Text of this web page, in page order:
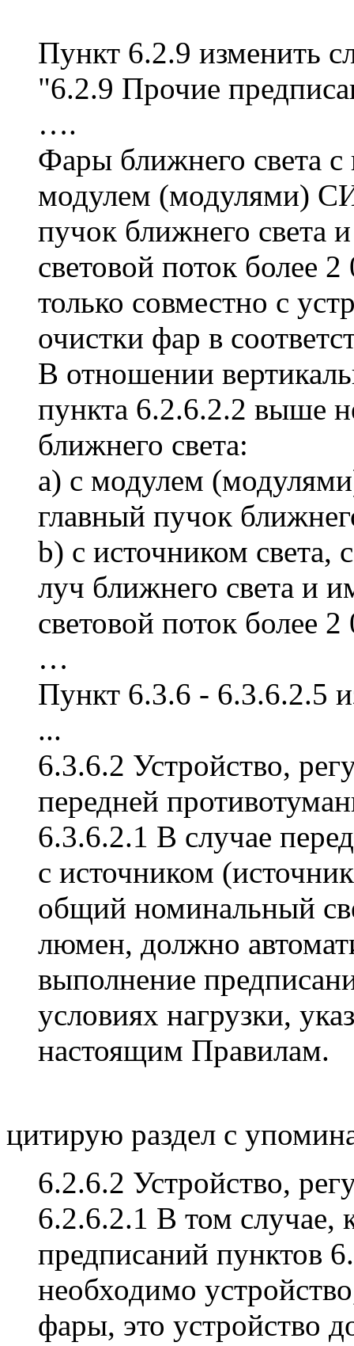
Пункт 6.2.9 изменить
"6.2.9 Прочие
….
Фары ближнего света с
модулем (модулями)
пучок ближнего
световой поток более
только совместно с
очистки фар в
В отношении
пункта 6.2.6.2.2 выше
ближнего света:
a) с модулем
главный пучок
b) с источником
луч ближнего света и
световой поток более
…
Пункт 6.3.6 - 6.3.6.2.5
...
6.3.6.2 Устройство,
передней
6.3.6.2.1 В случае
с источником
общий номинальный
люмен, должно
выполнение
условиях нагрузки,
настоящим Правилам.
цитирую раздел с
6.2.6.2 Устройство,
6.2.6.2.1 В том случае,
предписаний пунктов
необходимо
фары, это устройство